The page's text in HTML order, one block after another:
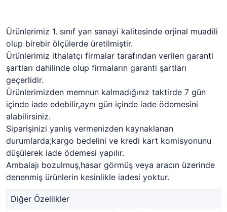
Ürünlerimiz 1. sınıf yan sanayi kalitesinde orjinal muadili
olup birebir ölçülerde üretilmiştir.
Ürünlerimiz ithalatçı firmalar tarafından verilen garanti
şartları dahilinde olup firmaların garanti şartları
geçerlidir.
Ürünlerimizden memnun kalmadığınız taktirde 7 gün
içinde iade edebilir,aynı gün içinde iade ödemesini
alabilirsiniz.
Siparişinizi yanlış vermenizden kaynaklanan
durumlarda;kargo bedelini ve kredi kart komisyonunu
düşülerek iade ödemesi yapılır.
Ambalajı bozulmuş,hasar görmüş veya aracın üzerinde
denenmiş ürünlerin kesinlikle iadesi yoktur.
Diğer Özellikler